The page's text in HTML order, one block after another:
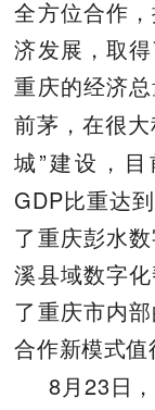
全方位合作
济发展，取
重庆的经济
前茅，在很
城”建设，目
GDP比重达到
了重庆彭水
溪县域数字
了重庆市内
合作新模式值
8 月23 日